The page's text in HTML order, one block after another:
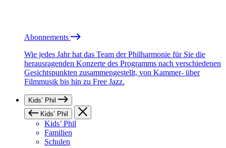
Abonnements
Wie jedes Jahr hat das Team der Philharmonie für Sie die
herausragenden Konzerte des Programms nach verschiedenen
Gesichtspunkten zusammengestellt, von Kammer- über
Filmmusik bis hin zu Free Jazz.
Kids’ Phil
Kids’ Phil
Kids’ Phil
Familien
Schulen